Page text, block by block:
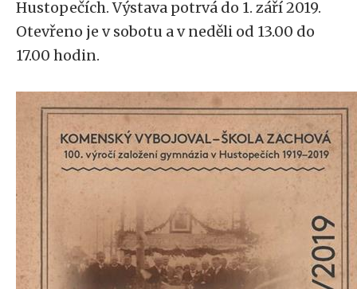
Hustopečích. Výstava potrvá do 1. září 2019.
Otevřeno je v sobotu a v neděli od 13.00 do
17.00 hodin.